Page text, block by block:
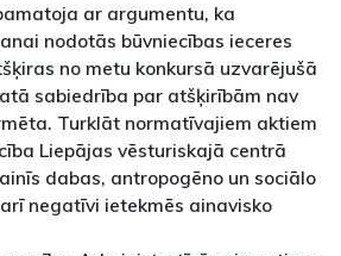
ar argumentu, ka
nodotās būvniecības ieceres
no metu konkursā uzvarējušā
sabiedrība par atšķirībām nav
Turklāt normatīvajiem aktiem
Liepājas vēsturiskajā centrā
dabas, antropogēno un sociālo
negatīvi ietekmēs ainavisko